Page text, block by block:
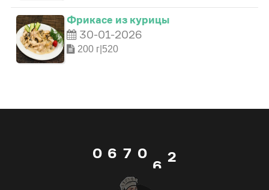
Фрикасе из курицы
30-01-2026
200 г|520
0
2
3
6
3
7 0
2
6